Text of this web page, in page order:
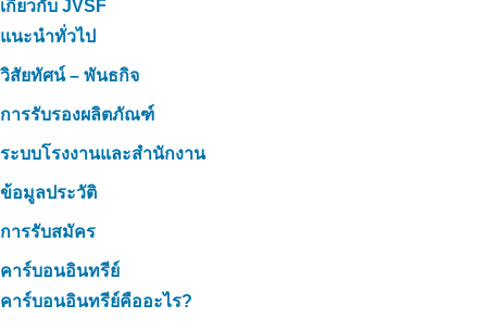
เกี่ยวกับ JVSF
แนะนำทั่วไป
วิสัยทัศน์ – พันธกิจ
การรับรองผลิตภัณฑ์
ระบบโรงงานและสำนักงาน
ข้อมูลประวัติ
การรับสมัคร
คาร์บอนอินทรีย์
คาร์บอนอินทรีย์คืออะไร?